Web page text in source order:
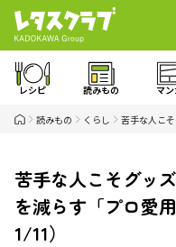
レシピ 読みもの マ
読みもの くらし 苦手な人こ
苦手な人こそグッ
を減らす「プロ愛
1/11）